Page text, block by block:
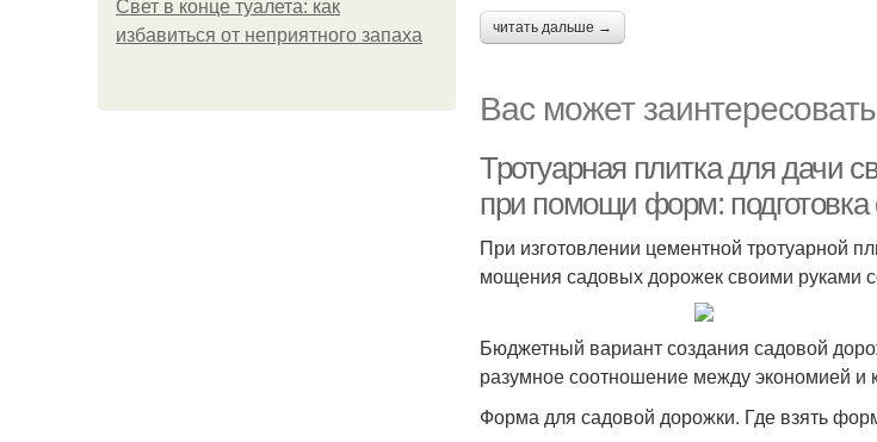
Свет в конце туалета: как
избавиться от неприятного запаха
читать дальше →
Вас может заинтересовать
Тротуарная плитка для дачи
при помощи форм: подготовка
При изготовлении цементной тротуарной
мощения садовых дорожек своими руками
Бюджетный вариант создания садовой
разумное соотношение между экономией и
Форма для садовой дорожки. Где взять